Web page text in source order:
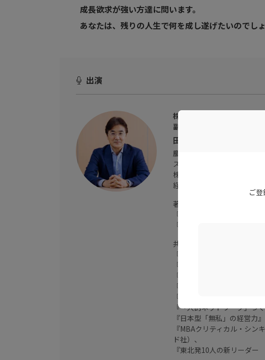
成長欲求が強い方達に問います。
あなたは、残りの人生で何を成し遂げたいのでし
出演
株式会社グロービス
副学長
田久保 善彦 (たくぼ・よ
慶應義塾大学理工学部卒業
スイスIMD PEDコース修了
株式会社三菱総合研究所を
経済同友会幹事、上場企業
著書に
『ビジネス数字力を鍛える』
『社内を動かす力』（ダイ
共著に
『志を育てる(増補改訂版)』、
『グロービス流 キャリア
『27歳からのMBA グロー
『創業三〇〇年の長寿企業
『これからのマネジャーの教
『「人的ネットワーク」づ
『日本型「無私」の経営力
『MBAクリティカル・シン
ド社）、
『東北発10人の新リーダ
ご